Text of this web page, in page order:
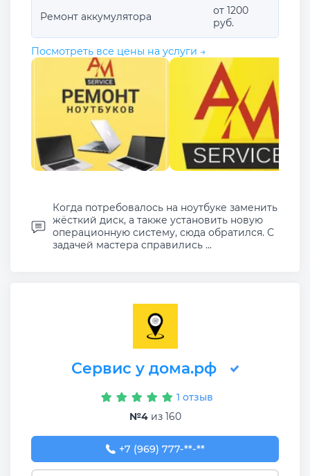
Ремонт аккумулятора
от 1200
руб.
Посмотреть все цены на услуги →
Когда потребовалось на ноутбуке заменить
жёсткий диск, а также установить новую
операционную систему, сюда обратился. С
задачей мастера справились ...
Сервис у дома.рф
1 отзыв
№4из 160
+7 (969) 777-50-55
+7 (969) 777-**-**